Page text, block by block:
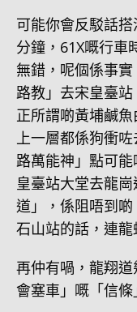
可能你會反駁話
分鐘，61X嘅行
無錯，呢個係事
路教」去宋皇臺
正所謂啲黃埔鹹
上一層都係狗衝
路萬能神」點可
皇臺站大堂去龍
道」，係阻唔到
石山站的話，連
再仲有喎，龍翔
會塞車」嘅「信